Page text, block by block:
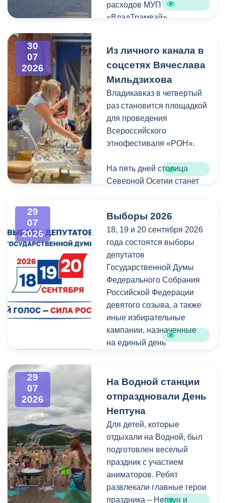
отрядов Олега Габараева
и всех неравнодушных
гуманитарной помощи для
бойцов.
Мой канал в Макс.
расходов МУП
«ВладТрамвай».
проездной, необходимо
сдать фотографию 3×4 в
администрацию своей
школы. Проездной будет
действовать до конца
календарного года.
Пользоваться проездным
удостоверением может
которого он оформлен.
Владикавказа обещала,
что льгота сохранится и
будет предоставляться в
рамках нового
нормативного порядка.
Изменения были связаны
с тем, что в начале 2026
года полномочия по
организации
пассажирских перевозок
перешли в
30
07
2026
Из личного канала в
соцсетях Вячеслава
Мильдзихова
Владикавказ в четвертый
раз становится площадкой
для проведения
Всероссийского
этнофестиваля «РОН».
На пять дней столица
Северной Осетии станет
богатейшее культурное
наследие нашей великой
России.
29
07
2026
Выборы 2026
18, 19 и 20 сентября 2026
года состоятся выборы
депутатов
Государственной Думы
Федерального Собрания
Российской Федерации
девятого созыва, а также
иные избирательные
кампании, назначенные
на единый день
Ознакомиться со списками
избирательных участков,
адресами помещений для
голосования, местами
нахождения участковых
избирательных комиссий,
а также номерами
телефонов участковых
избирательных комиссий
29
07
2026
На Водной станции
отпраздновали День
Нептуна
Для детей, которые
отдыхали на Водной, был
подготовлен веселый
праздник с участием
аниматоров. Ребят
развлекали главные герои
праздника – Нептун и